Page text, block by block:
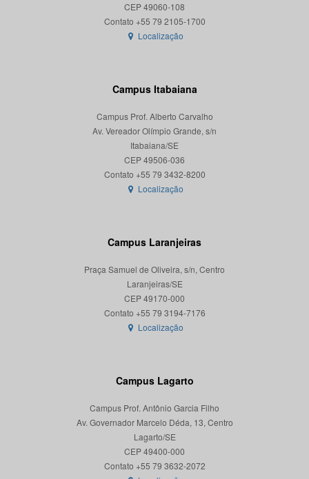
CEP 49060-108
Localização
Campus Itabaiana
Campus Prof. Alberto Carvalho
Av. Vereador Olímpio Grande, s/n
Itabaiana/SE
CEP 49506-036
Localização
Campus Laranjeiras
Praça Samuel de Oliveira, s/n, Centro
Laranjeiras/SE
CEP 49170-000
Localização
Campus Lagarto
Campus Prof. Antônio Garcia Filho
Av. Governador Marcelo Déda, 13, Centro
Lagarto/SE
CEP 49400-000